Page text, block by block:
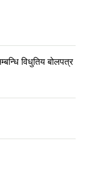
विधुतिय बोलपत्र